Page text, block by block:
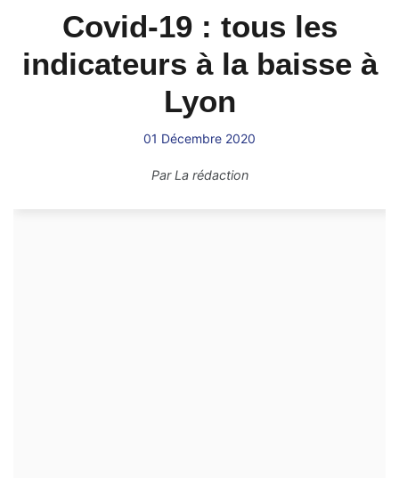
Covid-19 : tous les
indicateurs à la baisse à
Lyon
01 Décembre 2020
ParLa rédaction